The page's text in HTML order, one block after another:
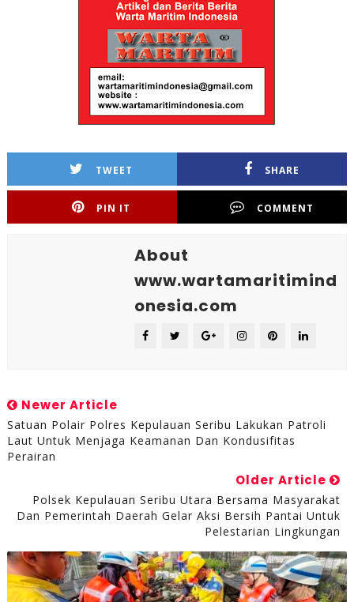
TWEET SHARE
PIN IT COMMENT
About
www.wartamaritimind
onesia.com
Newer Article
Satuan Polair Polres Kepulauan Seribu Lakukan Patroli
Laut Untuk Menjaga Keamanan Dan Kondusifitas
Perairan
Older Article
Polsek Kepulauan Seribu Utara Bersama Masyarakat
Dan Pemerintah Daerah Gelar Aksi Bersih Pantai Untuk
Pelestarian Lingkungan